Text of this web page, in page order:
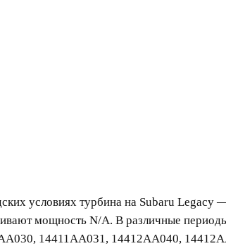
условиях турбина на Subaru
мощность N/A. В различные
14411AA031, 14412AA040,